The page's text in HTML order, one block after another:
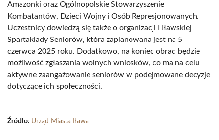
Amazonki oraz Ogólnopolskie Stowarzyszenie
Kombatantów, Dzieci Wojny i Osób Represjonowanych.
Uczestnicy dowiedzą się także o organizacji I Iławskiej
Spartakiady Seniorów, która zaplanowana jest na 5
czerwca 2025 roku. Dodatkowo, na koniec obrad będzie
możliwość zgłaszania wolnych wniosków, co ma na celu
aktywne zaangażowanie seniorów w podejmowane decyzje
dotyczące ich społeczności.
Źródło: Urząd Miasta Iława